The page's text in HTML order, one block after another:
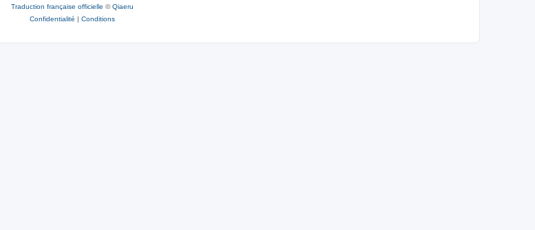
Traduction française officielle ©Qiaeru
Confidentialité | Conditions